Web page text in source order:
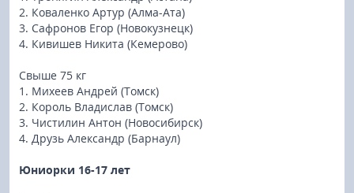
2. Коваленко Артур (Алма-Ата)
3. Сафронов Егор (Новокузнецк)
4. Кивишев Никита (Кемерово)
Свыше 75 кг
1. Михеев Андрей (Томск)
2. Король Владислав (Томск)
3. Чистилин Антон (Новосибирск)
4. Друзь Александр (Барнаул)
Юниорки 16-17 лет